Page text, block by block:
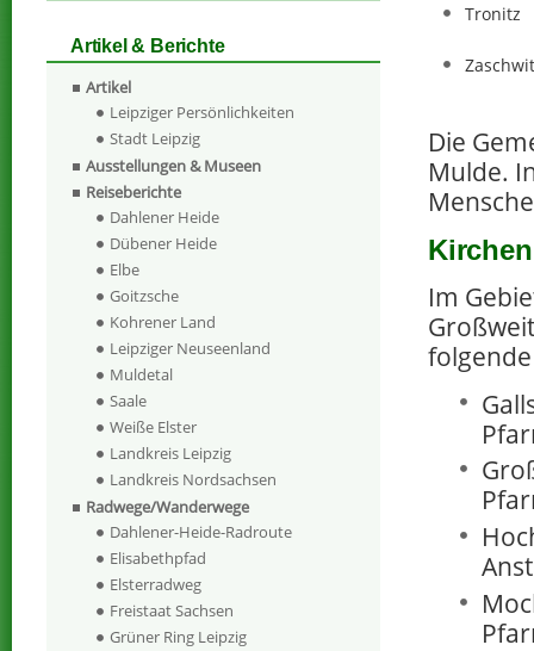
Tronitz
Die
Mulde.
Im
Artikel & Berichte
Artikel
Leipziger Persönlichkeiten
Stadt Leipzig
Ausstellungen & Museen
Reiseberichte
Dahlener Heide
Dübener Heide
Elbe
Goitzsche
Kohrener Land
Leipziger Neuseenland
Muldetal
Saale
Weiße Elster
Landkreis Leipzig
Landkreis Nordsachsen
Radwege/Wanderwege
Dahlener-Heide-Radroute
Elisabethpfad
Elsterradweg
Freistaat Sachsen
Grüner Ring Leipzig